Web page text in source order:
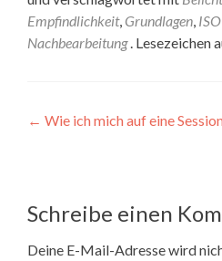
Empfindlichkeit, Grundlagen ISO
Nachbearbeitung. Lesezeichen
← Wie ich mich auf eine
Schreibe einen
Deine E-Mail-Adresse wird